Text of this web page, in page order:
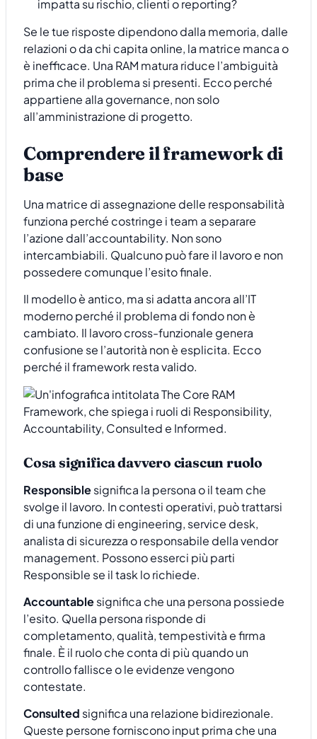
impatta su rischio, clienti o reporting?
Se le tue risposte dipendono dalla memoria, dalle
relazioni o da chi capita online, la matrice manca o
è inefficace. Una RAM matura riduce l’ambiguità
prima che il problema si presenti. Ecco perché
appartiene alla governance, non solo
all’amministrazione di progetto.
Comprendere il framework di
base
Una matrice di assegnazione delle responsabilità
funziona perché costringe i team a separare
l’azione dall’accountability. Non sono
intercambiabili. Qualcuno può fare il lavoro e non
possedere comunque l’esito finale.
Il modello è antico, ma si adatta ancora all’IT
moderno perché il problema di fondo non è
cambiato. Il lavoro cross-funzionale genera
confusione se l’autorità non è esplicita. Ecco
perché il framework resta valido.
Cosa significa davvero ciascun ruolo
Responsiblesignifica la persona o il team che
svolge il lavoro. In contesti operativi, può trattarsi
di una funzione di engineering, service desk,
analista di sicurezza o responsabile della vendor
management. Possono esserci più parti
Responsible se il task lo richiede.
Accountablesignifica che una persona possiede
l’esito. Quella persona risponde di
completamento, qualità, tempestività e firma
finale. È il ruolo che conta di più quando un
controllo fallisce o le evidenze vengono
contestate.
Consulted significa una relazione bidirezionale.
Queste persone forniscono input prima che una